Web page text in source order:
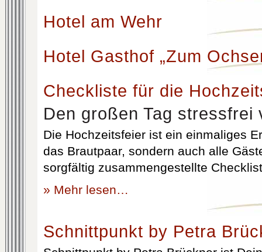
Hotel am Wehr
Hotel Gasthof „Zum
Checkliste für die
Den großen Tag stressfrei
Die Hochzeitsfeier ist ein einmaliges
das Brautpaar, sondern auch alle
sorgfältig zusammengestellte
» Mehr lesen…
Schnittpunkt by Petra